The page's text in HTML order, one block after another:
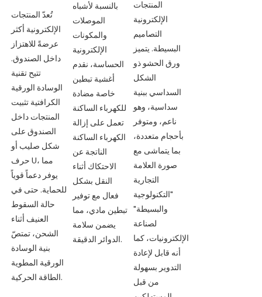
تُعدّ المنتجات
الإلكترونية أكثر
عرضةً للاهتزاز
داخل الصندوق.
تتيح تقنية
الوسادة الورقية
الكرافتية تثبيت
المنتجات داخل
الصندوق على
شكل صليب أو
حرف U، مما
يوفر دعماً قوياً
للحماية. حتى في
حالة السقوط
العنيف أثناء
الشحن، تمتصّ
بنية الوسادة
الورقية المطوية
الطاقة الحركية.
بالنسبة لأشباه
الموصلات
والمكونات
الإلكترونية
الحساسة، نقدم
أغشية تبطين
خاصة مضادة
للكهرباء الساكنة
تعمل على إزالة
الكهرباء الساكنة
الناتجة عن
الاحتكاك أثناء
النقل بشكل
فعال مع توفير
تبطين مادي، مما
يضمن سلامة
الدوائر الدقيقة.
المنتجات
الإلكترونية
التصاميم
البسيطة. يتميز
ورق الحشو ذو
الشكل
السداسي ببنية
سداسية، وهو
ناعم، ومتوفر
بأحجام متعددة،
بما يتماشى مع
صورة العلامة
التجارية
"التكنولوجية
والبسيطة"
لصناعة
الإلكترونيات، كما
أنه قابل لإعادة
التدوير بسهولة
من قبل